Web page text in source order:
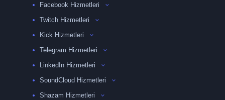
Facebook Hizmetleri
Twitch Hizmetleri
Kick Hizmetleri
Telegram Hizmetleri
LinkedIn Hizmetleri
SoundCloud Hizmetleri
Shazam Hizmetleri